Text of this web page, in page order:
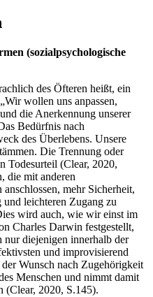
(sozialpsychologische
des Öfteren heißt, ein
wollen uns anpassen,
die Anerkennung unserer
Bedürfnis nach
des Überlebens. Unsere
Die Trennung oder
Todesurteil (Clear, 2020,
die mit anderen
mehr Sicherheit,
und leichteren Zugang zu
wird auch, wie wir einst im
Charles Darwin festgestellt,
nur diejenigen innerhalb der
und improvisierend
Wunsch nach Zugehörigkeit
Menschen und nimmt damit
(Clear, 2020, S.145).